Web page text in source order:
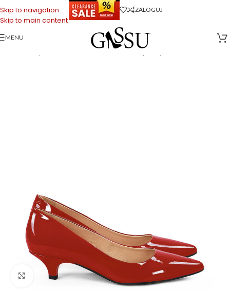
Skip to navigation
Skip to main content
. ZALOGUJ
MENU
Strona główna Sklep firmowy Gassu>Buty Damskie
Kliknij, aby powiększyć